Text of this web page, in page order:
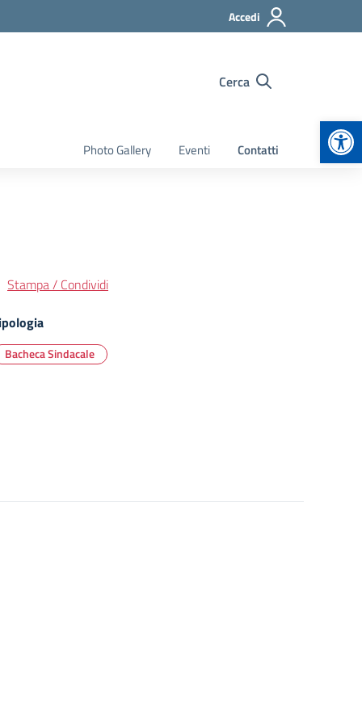
Accedi
Cerca
Photo Gallery Eventi Contatti
Stampa / Condividi
Bacheca Sindacale